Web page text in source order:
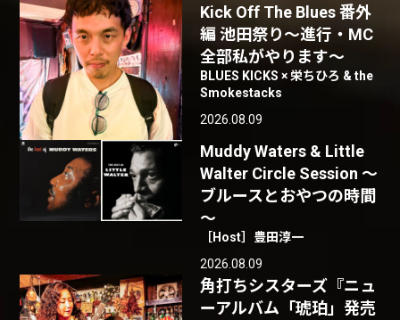
Kick Off The Blues 番外
編 池田祭り〜進行・MC
全部私がやります〜
BLUES KICKS × 栄ちひろ & the
Smokestacks
2026.08.09
Muddy Waters & Little
Walter Circle Session ～
ブルースとおやつの時間
～
［Host］豊田淳一
2026.08.09
角打ちシスターズ『ニュ
ーアルバム「琥珀」発売